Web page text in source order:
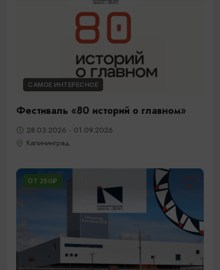
САМОЕ ИНТЕРЕСНОЕ
Фестиваль «80 историй о главном»
28.03.2026 - 01.09.2026
Калининград
ОТ 250₽